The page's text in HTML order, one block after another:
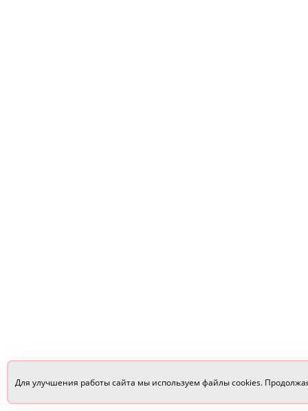
Для улучшения работы сайта мы используем файлы cookies.